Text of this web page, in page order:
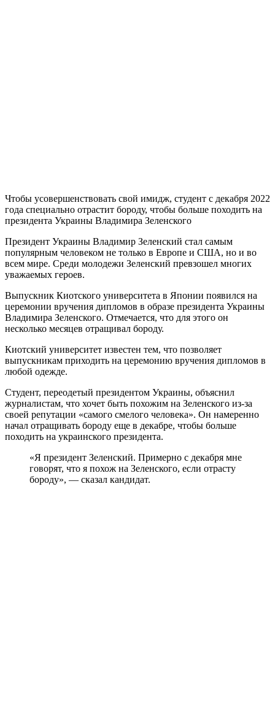
Чтобы усовершенствовать свой имидж, студент с декабря 2022
года специально отрастит бороду, чтобы больше походить на
президента Украины Владимира Зеленского
Президент Украины Владимир Зеленский стал самым
популярным человеком не только в Европе и США, но и во
всем мире. Среди молодежи Зеленский превзошел многих
уважаемых героев.
Выпускник Киотского университета в Японии появился на
церемонии вручения дипломов в образе президента Украины
Владимира Зеленского. Отмечается, что для этого он
несколько месяцев отращивал бороду.
Киотский университет известен тем, что позволяет
выпускникам приходить на церемонию вручения дипломов в
любой одежде.
Студент, переодетый президентом Украины, объяснил
журналистам, что хочет быть похожим на Зеленского из-за
своей репутации «самого смелого человека». Он намеренно
начал отращивать бороду еще в декабре, чтобы больше
походить на украинского президента.
«Я президент Зеленский. Примерно с декабря мне
говорят, что я похож на Зеленского, если отрасту
бороду», — сказал кандидат.